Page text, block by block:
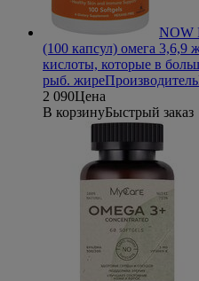
NOW
(100 капсул) омега 3,6,9
кислоты, которые в
рыб. жиреПроизводитель
2 090Цена
В корзинуБыстрый заказ